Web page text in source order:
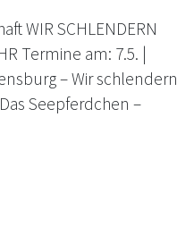
WIR SCHLENDERN
Termine am: 7.5. |
– Wir schlendern
Seepferdchen –